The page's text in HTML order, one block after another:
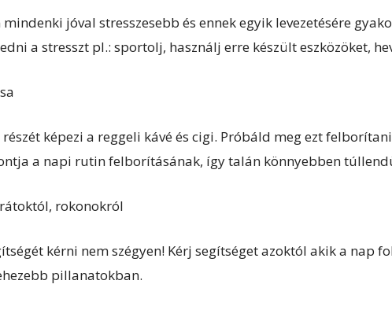
jóval stresszesebb és ennek egyik levezetésére
a stresszt pl.: sportolj, használj erre készült eszközöket,
képezi a reggeli kávé és cigi. Próbáld meg ezt
a napi rutin felborításának, így talán könnyebben
rokonokról
kérni nem szégyen! Kérj segítséget azoktól akik a nap
pillanatokban.